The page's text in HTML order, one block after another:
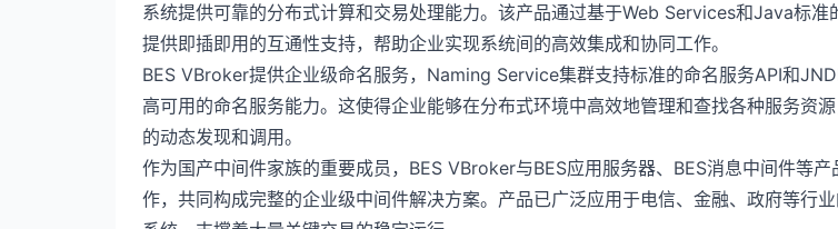
系统提供可靠的分布式计算和交易处理能力。该产品通过基于Web Services和Java标准
提供即插即用的互通性支持，帮助企业实现系统间的高效集成和协同工作。
BES VBroker提供企业级命名服务，Naming Service集群支持标准的命名服务API和
高可用的命名服务能力。这使得企业能够在分布式环境中高效地管理和查找各种服务资
的动态发现和调用。
作为国产中间件家族的重要成员，BES VBroker与BES应用服务器、BES消息中间件等产
作，共同构成完整的企业级中间件解决方案。产品已广泛应用于电信、金融、政府等行